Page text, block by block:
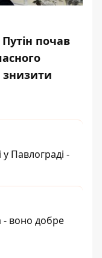
почав
Павлограді -
- воно добре